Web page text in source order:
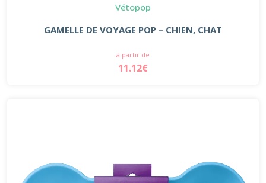
Vétopop
GAMELLE DE VOYAGE POP – CHIEN, CHAT
à partir de
11.12€